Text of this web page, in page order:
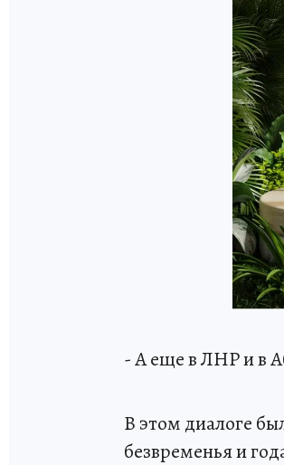
- А еще в ЛНР и в
В этом диалоге
безвременья и